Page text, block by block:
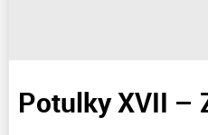
Potulky XVII –